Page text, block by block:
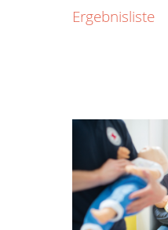
Ergebnisliste